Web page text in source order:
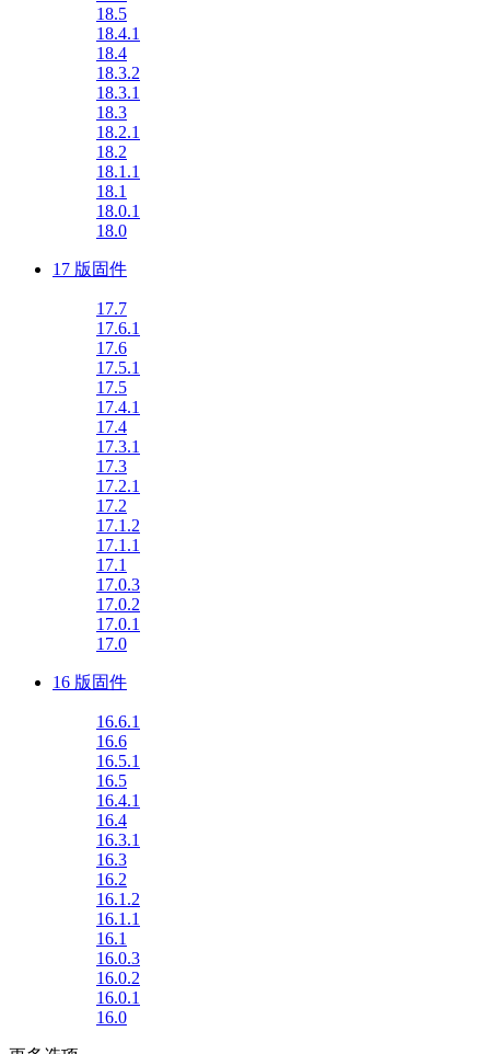
18.5
18.4.1
18.4
18.3.2
18.3.1
18.3
18.2.1
18.2
18.1.1
18.1
18.0.1
18.0
17 版固件
17.7
17.6.1
17.6
17.5.1
17.5
17.4.1
17.4
17.3.1
17.3
17.2.1
17.2
17.1.2
17.1.1
17.1
17.0.3
17.0.2
17.0.1
17.0
16 版固件
16.6.1
16.6
16.5.1
16.5
16.4.1
16.4
16.3.1
16.3
16.2
16.1.2
16.1.1
16.1
16.0.3
16.0.2
16.0.1
16.0